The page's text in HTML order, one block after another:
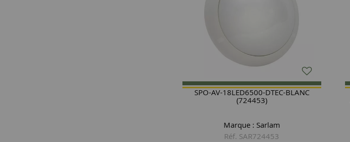
SPO-AV-18LED6500-DTEC-BLANC
(724453)
Marque : Sarlam
Réf. SAR724453